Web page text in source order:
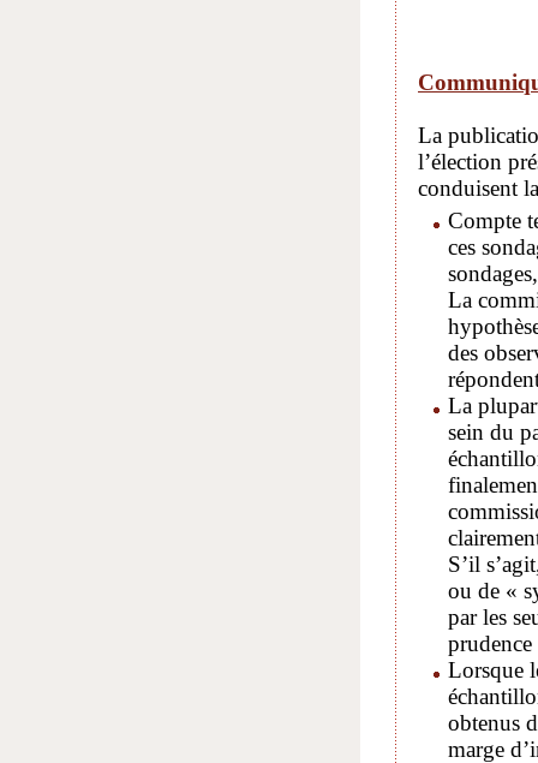
La
l’élection
conduisent
Compte
ces
La
des
La
sein du
S’il
ou de «
par les
Lorsque
obtenus
marge